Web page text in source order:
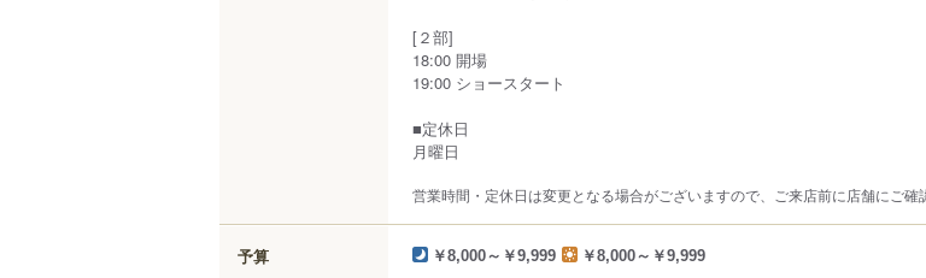
[２部]
18:00 開場
19:00 ショースタート
■定休日
月曜日
営業時間・定休日は変更となる場合がございますので、ご来店前に店舗にご確
予算 ￥8,000～￥9,999 ￥8,000～￥9,999